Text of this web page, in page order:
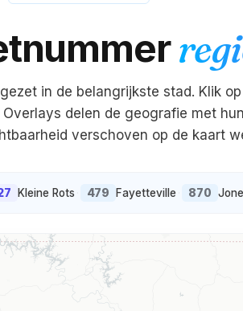
in de belangrijkste stad. Klik
delen de geografie met
verschoven op de kaart
Kleine Rots 479 Fayetteville 870